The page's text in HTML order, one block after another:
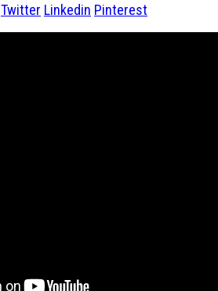
Twitter Linkedin Pinterest